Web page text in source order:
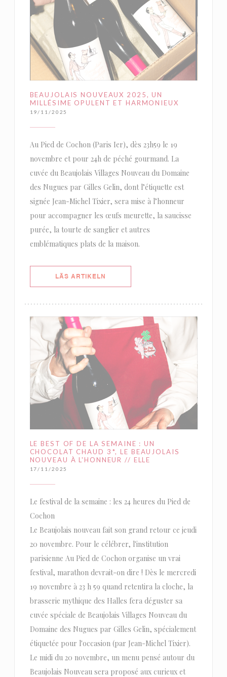
BEAUJOLAIS NOUVEAUX 2025, UN
MILLÉSIME OPULENT ET HARMONIEUX
19/11/2025
Au Pied de Cochon (Paris Ier), dès 23h59 le 19
novembre et pour 24h de péché gourmand. La
cuvée du Beaujolais Villages Nouveau du Domaine
des Nugues par Gilles Gelin, dont l’étiquette est
signée Jean-Michel Tixier, sera mise à l’honneur
pour accompagner les œufs meurette, la saucisse
purée, la tourte de sanglier et autres
emblématiques plats de la maison.
LÄS ARTIKELN
LE BEST OF DE LA SEMAINE : UN
CHOCOLAT CHAUD 3*, LE BEAUJOLAIS
NOUVEAU À L'HONNEUR // ELLE
17/11/2025
Le festival de la semaine : les 24 heures du Pied de
Cochon
Le Beaujolais nouveau fait son grand retour ce jeudi
20 novembre. Pour le célébrer, l'institution
parisienne Au Pied de Cochon organise un vrai
festival, marathon devrait-on dire ! Dès le mercredi
19 novembre à 23 h 59 quand retentira la cloche, la
brasserie mythique des Halles fera déguster sa
cuvée spéciale de Beaujolais Villages Nouveau du
Domaine des Nugues par Gilles Gelin, spécialement
étiquetée pour l'occasion (par Jean-Michel Tixier).
Le midi du 20 novembre, un menu pensé autour du
Beaujolais Nouveau sera proposé aux curieux et